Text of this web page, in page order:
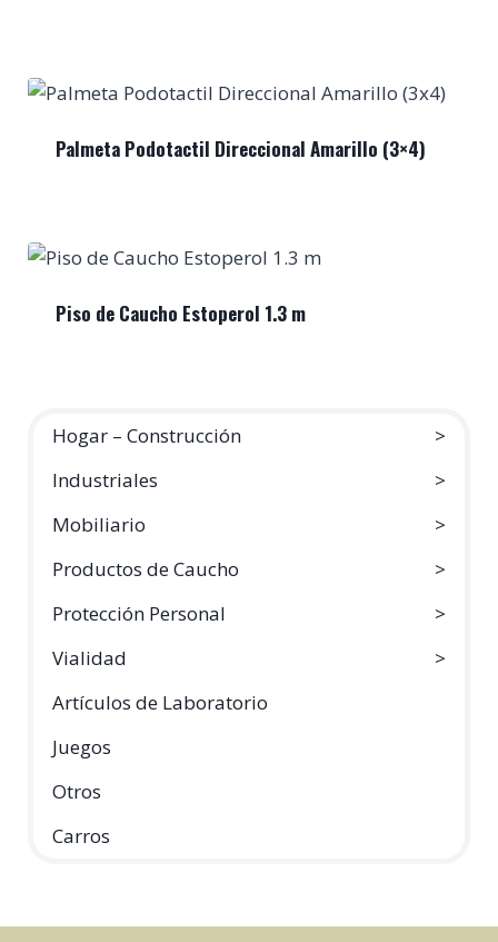
Palmeta Podotactil Direccional Amarillo (3×4)
Piso de Caucho Estoperol 1.3 m
Hogar – Construcción
Industriales
Mobiliario
Productos de Caucho
Protección Personal
Vialidad
Artículos de Laboratorio
Juegos
Otros
Carros